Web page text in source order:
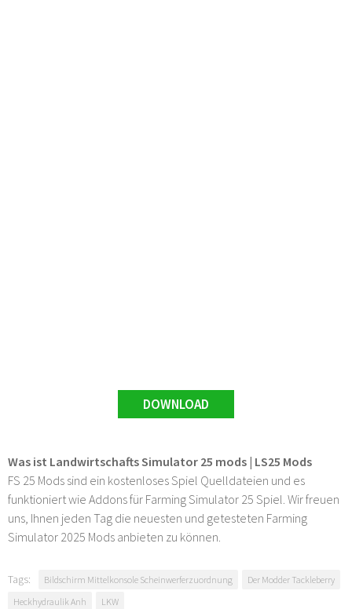
DOWNLOAD
Was ist Landwirtschafts Simulator 25 mods | LS25 Mods
FS 25 Mods sind ein kostenloses Spiel Quelldateien und es
funktioniert wie Addons für Farming Simulator 25 Spiel. Wir freuen
uns, Ihnen jeden Tag die neuesten und getesteten Farming
Simulator 2025 Mods anbieten zu können.
Tags: Bildschirm Mittelkonsole Scheinwerferzuordnung
Der Modder Tackleberry
Heckhydraulik Anh
LKW